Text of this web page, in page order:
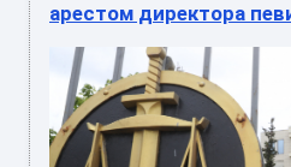
арестом директора